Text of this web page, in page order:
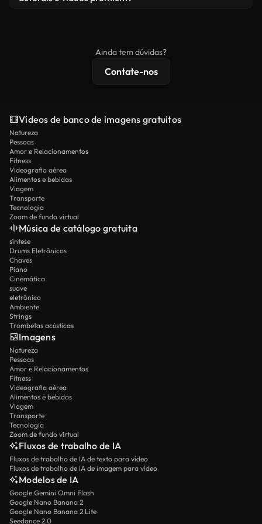
licenciamento estendidas.
Ainda tem dúvidas?
Contate-nos
Vídeos de banco de imagens gratuitos
Natureza
Pessoas
Amor e Relacionamentos
Fitness
Videografia aérea
Alimentos e bebidas
Viagem
Transporte
Tecnologia
Zoom de fundo virtual
Música de catálogo gratuita
síntese
Drums Eletrônicos
Chaves
Piano
Cinemática
suave
eletrônico
Ambiente
Strings
Trombetas acústicas
Imagens
Natureza
Pessoas
Amor e Relacionamentos
Fitness
Videografia aérea
Alimentos e bebidas
Viagem
Transporte
Tecnologia
Zoom de fundo virtual
Fluxos de trabalho de IA
Fluxos de trabalho de IA de texto para vídeo
Fluxos de trabalho de IA de imagem para vídeo
Modelos de IA
Google Gemini Omni Flash
Google Nano Banana 2
Google Nano Banana 2 Lite
Seedance 2.0